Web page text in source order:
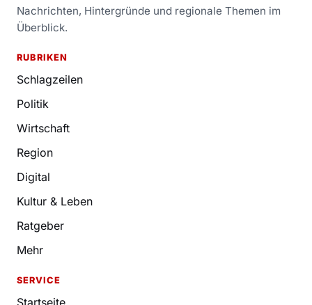
Nachrichten, Hintergründe und regionale Themen im
Überblick.
RUBRIKEN
Schlagzeilen
Politik
Wirtschaft
Region
Digital
Kultur & Leben
Ratgeber
Mehr
SERVICE